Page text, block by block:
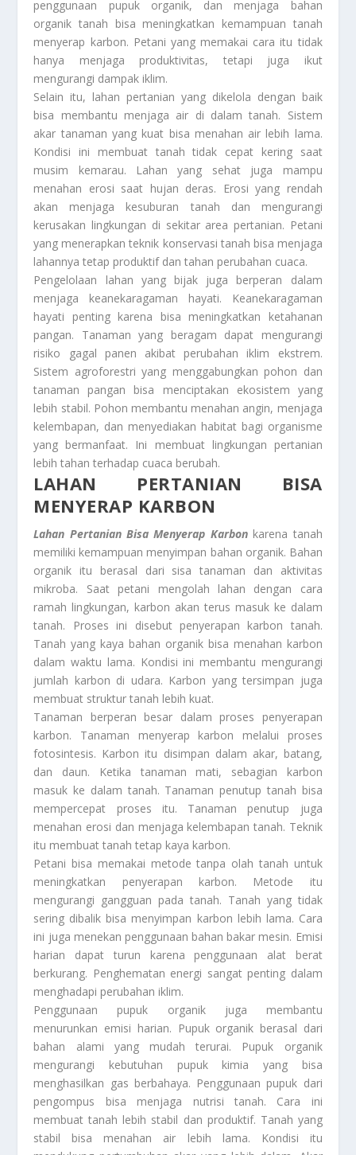
penggunaan pupuk organik, dan menjaga bahan
organik tanah bisa meningkatkan kemampuan tanah
menyerap karbon. Petani yang memakai cara itu tidak
hanya menjaga produktivitas, tetapi juga ikut
mengurangi dampak iklim.
Selain itu, lahan pertanian yang dikelola dengan baik
bisa membantu menjaga air di dalam tanah. Sistem
akar tanaman yang kuat bisa menahan air lebih lama.
Kondisi ini membuat tanah tidak cepat kering saat
musim kemarau. Lahan yang sehat juga mampu
menahan erosi saat hujan deras. Erosi yang rendah
akan menjaga kesuburan tanah dan mengurangi
kerusakan lingkungan di sekitar area pertanian. Petani
yang menerapkan teknik konservasi tanah bisa menjaga
lahannya tetap produktif dan tahan perubahan cuaca.
Pengelolaan lahan yang bijak juga berperan dalam
menjaga keanekaragaman hayati. Keanekaragaman
hayati penting karena bisa meningkatkan ketahanan
pangan. Tanaman yang beragam dapat mengurangi
risiko gagal panen akibat perubahan iklim ekstrem.
Sistem agroforestri yang menggabungkan pohon dan
tanaman pangan bisa menciptakan ekosistem yang
lebih stabil. Pohon membantu menahan angin, menjaga
kelembapan, dan menyediakan habitat bagi organisme
yang bermanfaat. Ini membuat lingkungan pertanian
lebih tahan terhadap cuaca berubah.
LAHAN PERTANIAN BISA
MENYERAP KARBON
Lahan Pertanian Bisa Menyerap Karbonkarena tanah
memiliki kemampuan menyimpan bahan organik. Bahan
organik itu berasal dari sisa tanaman dan aktivitas
mikroba. Saat petani mengolah lahan dengan cara
ramah lingkungan, karbon akan terus masuk ke dalam
tanah. Proses ini disebut penyerapan karbon tanah.
Tanah yang kaya bahan organik bisa menahan karbon
dalam waktu lama. Kondisi ini membantu mengurangi
jumlah karbon di udara. Karbon yang tersimpan juga
membuat struktur tanah lebih kuat.
Tanaman berperan besar dalam proses penyerapan
karbon. Tanaman menyerap karbon melalui proses
fotosintesis. Karbon itu disimpan dalam akar, batang,
dan daun. Ketika tanaman mati, sebagian karbon
masuk ke dalam tanah. Tanaman penutup tanah bisa
mempercepat proses itu. Tanaman penutup juga
menahan erosi dan menjaga kelembapan tanah. Teknik
itu membuat tanah tetap kaya karbon.
Petani bisa memakai metode tanpa olah tanah untuk
meningkatkan penyerapan karbon. Metode itu
mengurangi gangguan pada tanah. Tanah yang tidak
sering dibalik bisa menyimpan karbon lebih lama. Cara
ini juga menekan penggunaan bahan bakar mesin. Emisi
harian dapat turun karena penggunaan alat berat
berkurang. Penghematan energi sangat penting dalam
menghadapi perubahan iklim.
Penggunaan pupuk organik juga membantu
menurunkan emisi harian. Pupuk organik berasal dari
bahan alami yang mudah terurai. Pupuk organik
mengurangi kebutuhan pupuk kimia yang bisa
menghasilkan gas berbahaya. Penggunaan pupuk dari
pengompus bisa menjaga nutrisi tanah. Cara ini
membuat tanah lebih stabil dan produktif. Tanah yang
stabil bisa menahan air lebih lama. Kondisi itu